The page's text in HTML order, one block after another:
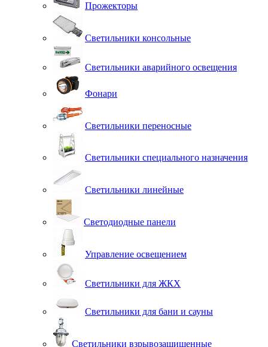
Прожекторы
Светильники консольные
Светильники аварийного освещения
Фонари
Светильники переносные
Светильники специального назначения
Светильники линейные
Светодиодные панели
Управление освещением
Светильники для ЖКХ
Светильники для бани и сауны
Светильники взрывозащищенные